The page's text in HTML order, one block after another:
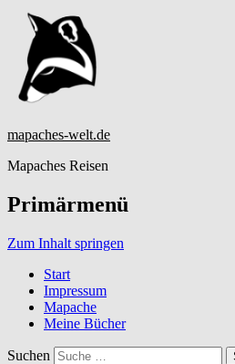
mapaches-welt.de
Mapaches Reisen
Primärmenü
Zum Inhalt springen
Start
Impressum
Mapache
Meine Bücher
Suchen